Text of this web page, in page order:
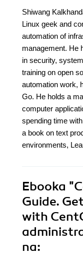
Shiwang
Linux geek and
automation of
management. He
in security,
training on open
automation work,
Go. He holds a
computer
spending time
a book on text
environments,
Ebooka
Guide.
with
na: